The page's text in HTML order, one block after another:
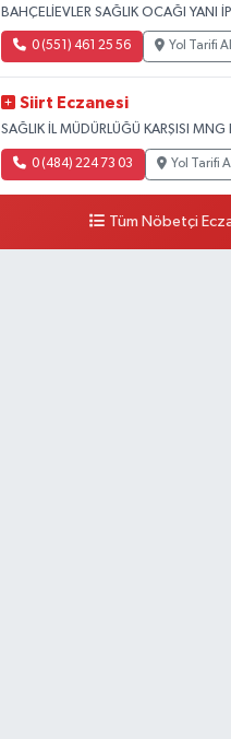
BAHÇELİEVLER SAĞLIK OCAĞI YANI
0 (551) 461 25 56 Yol Tarifi Al
Siirt Eczanesi
SAĞLIK İL MÜDÜRLÜĞÜ KARŞISI MNG
0 (484) 224 73 03 Yol Tarifi Al
Tüm Nöbetçi